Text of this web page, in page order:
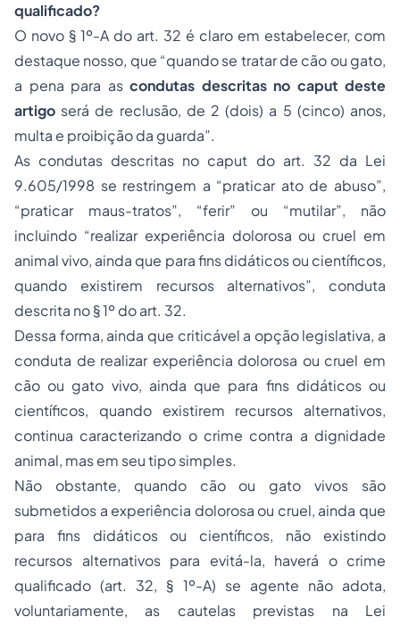
qualificado?
O novo § 1º-A do art. 32 é claro em estabelecer, com
destaque nosso, que “quando se tratar de cão ou gato,
a pena para as condutas descritas no caput deste
artigo será de reclusão, de 2 (dois) a 5 (cinco) anos,
multa e proibição da guarda”.
As condutas descritas no caput do art. 32 da Lei
9.605/1998 se restringem a “praticar ato de abuso”,
“praticar maus-tratos”, “ferir” ou “mutilar”, não
incluindo “realizar experiência dolorosa ou cruel em
animal vivo, ainda que para fins didáticos ou científicos,
quando existirem recursos alternativos”, conduta
descrita no § 1º do art. 32.
Dessa forma, ainda que criticável a opção legislativa, a
conduta de realizar experiência dolorosa ou cruel em
cão ou gato vivo, ainda que para fins didáticos ou
científicos, quando existirem recursos alternativos,
continua caracterizando o crime contra a dignidade
animal, mas em seu tipo simples.
Não obstante, quando cão ou gato vivos são
submetidos a experiência dolorosa ou cruel, ainda que
para fins didáticos ou científicos, não existindo
recursos alternativos para evitá-la, haverá o crime
qualificado (art. 32, § 1º-A) se agente não adota,
voluntariamente, as cautelas previstas na Lei